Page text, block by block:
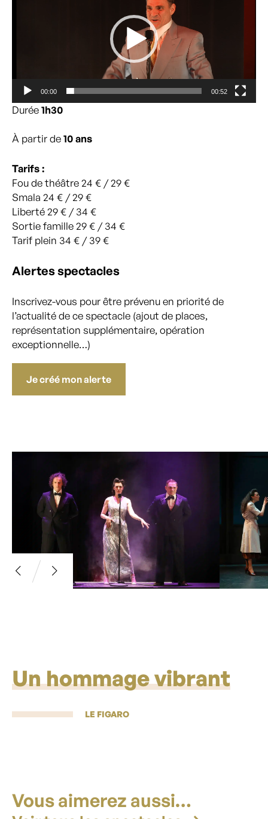
00:00 00:52
Durée1h30
À partir de10 ans
Tarifs :
Fou de théâtre 24 € / 29 €
Smala 24 € / 29 €
Liberté 29 € / 34 €
Sortie famille 29 € / 34 €
Tarif plein 34 € / 39 €
Alertes spectacles
Inscrivez-vous pour être prévenu en priorité de
l’actualité de ce spectacle (ajout de places,
représentation supplémentaire, opération
exceptionnelle…)
Je créé mon alerte
Un hommage vibrant
LE FIGARO
Vous aimerez aussi…